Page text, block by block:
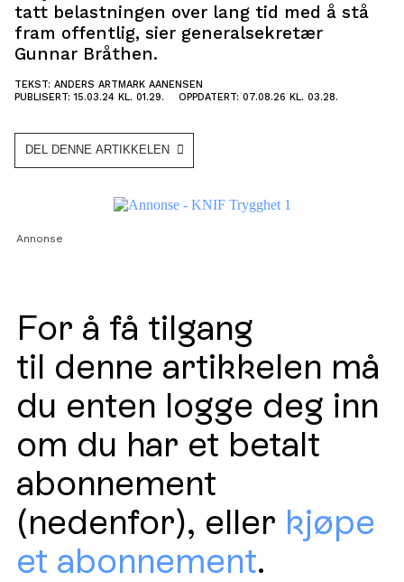
tatt belastningen over lang tid med å stå
fram offentlig, sier generalsekretær
Gunnar Bråthen.
TEKST: ANDERS ARTMARK AANENSEN
PUBLISERT: 15.03.24 KL. 01.29.
OPPDATERT: 07.08.26 KL. 03.28.
DEL DENNE ARTIKKELEN
Annonse
For å få tilgang
til denne artikkelen må
du enten logge deg inn
om du har et betalt
abonnement
(nedenfor), eller kjøpe
et abonnement.